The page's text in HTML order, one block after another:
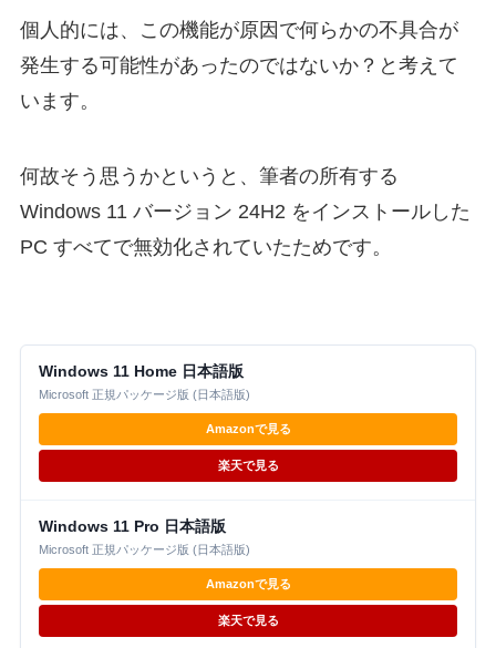
個人的には、この機能が原因で何らかの不具合が
発生する可能性があったのではないか？と考えて
います。
何故そう思うかというと、筆者の所有する
Windows 11 バージョン 24H2 をインストールした
PC すべてで無効化されていたためです。
Windows 11 Home 日本語版
Microsoft 正規パッケージ版 (日本語版)
Amazonで見る
楽天で見る
Windows 11 Pro 日本語版
Microsoft 正規パッケージ版 (日本語版)
Amazonで見る
楽天で見る